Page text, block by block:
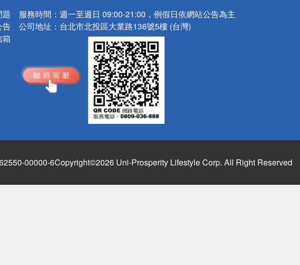
題
告
箱
服務時間： 週一至週日 09:00-21:00，例假日依網站公告為主
公司地址： 台北市北投區大業路136號5樓 (台灣)
00000-6Copyright©2026 Uni-Prosperity Lifestyle Corp. All Right Reserved